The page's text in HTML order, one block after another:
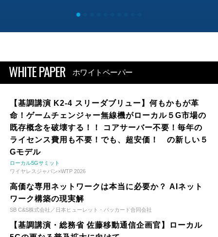
WHITE PAPER ホワイトペーパー
【基調講演 K2-4 スリーダブリュー】何もかもが革
命！ゲームチェンジャー無線機がローカル５G市場の
既存概念を破壊する！！ コアサーバー不要！毎年の
ライセンス費用も不要！でも、超安価！ の新しい５
Gモデル
ローカル5Gサミット
ワイヤレスジャパン×WTP 2026
高価な専用ネットワークは本当に必要か？ AIネット
ワーク構築の現実解
SB C&S株式会社／日本ヒューレット・パッカード合同会社
【基調講演・総務省 佐藤移動通信企画官】ローカル